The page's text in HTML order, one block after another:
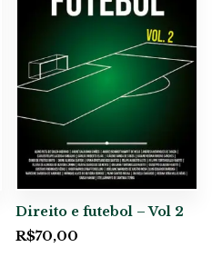
Direito e futebol – Vol 2
R$70,00